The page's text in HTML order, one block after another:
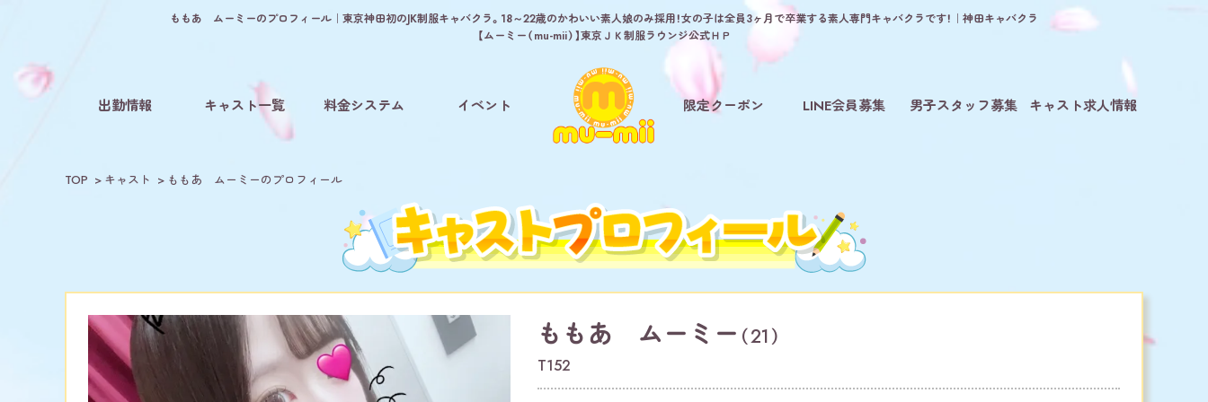
ももあ ムーミーのプロフィール｜東京神田初のJK制服キャバクラ。18～22歳のかわいい素人娘のみ採用！女の子は全員3ヶ月で卒業する素人専門キャバクラです！｜神田キャバクラ
【ムーミー（mu-mii）】東京ＪＫ制服ラウンジ公式ＨＰ
出勤情報 キャスト一覧 料金システム イベント 限定クーポン LINE会員募集 男子スタッフ募集 キャスト求人情報
TOP キャスト ももあ ムーミーのプロフィール
ももあ ムーミー （21）
T152